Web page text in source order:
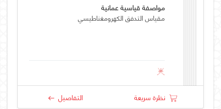
مواصفة قياسية عمانية
مقياس التدفق الكهرومغناطيسي
نظرة سريعة التفاصيل